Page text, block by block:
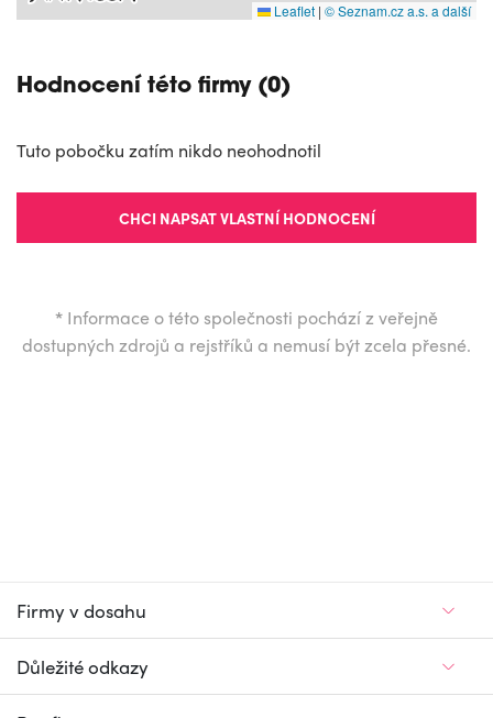
Leaflet | © Seznam.cz a.s. a další
Hodnocení této firmy (0)
Tuto pobočku zatím nikdo neohodnotil
CHCI NAPSAT VLASTNÍ HODNOCENÍ
* Informace o této společnosti pochází z veřejně
dostupných zdrojů a rejstříků a nemusí být zcela přesné.
Firmy v dosahu
Důležité odkazy